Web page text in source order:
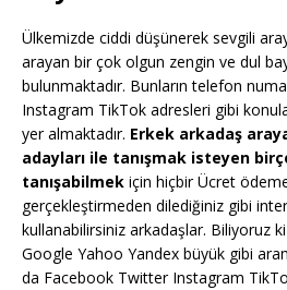
Ülkemizde ciddi düşünerek sevgili
arayan bir çok olgun zengin ve dul
bulunmaktadır. Bunların telefon
Instagram TikTok adresleri gibi
yer almaktadır. Erkek arkadaş
adayları ile tanışmak isteyen
tanışabilmek için hiçbir Ücret
gerçekleştirmeden dilediğiniz gibi
kullanabilirsiniz arkadaşlar. Biliyoruz
Google Yahoo Yandex büyük gibi
da Facebook Twitter Instagram